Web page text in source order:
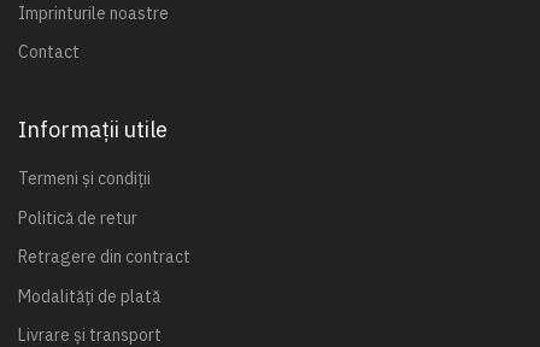
Imprinturile noastre
Contact
Informații utile
Termeni și condiții
Politică de retur
Retragere din contract
Modalități de plată
Livrare și transport